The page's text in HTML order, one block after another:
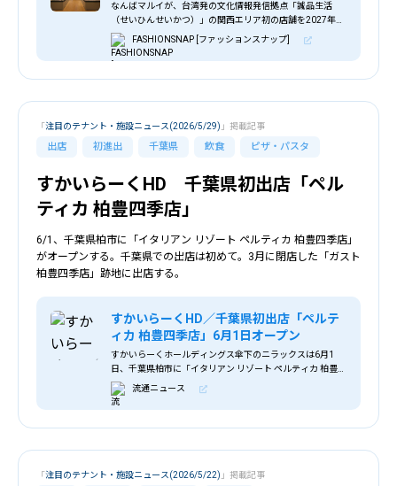
なんばマルイが、台湾発の文化情報発信拠点「誠品生活
（せいひんせいかつ）」の関西エリア初の店舗を2027年に
オープンする。
FASHIONSNAP [ファッションスナップ]
出店 初進出 千葉県 飲食 ピザ・パスタ
「注目のテナント・施設ニュース(2026/5/29) 」掲載記事
すかいらーくHD 千葉県初出店「ペル
ティカ 柏豊四季店」
6/1、千葉県柏市に「イタリアン リゾート ペルティカ 柏豊四季店」
がオープンする。千葉県での出店は初めて。3月に閉店した「ガスト
柏豊四季店」跡地に出店する。
すかいらーくHD／千葉県初出店「ペルテ
ィカ 柏豊四季店」6月1日オープン
すかいらーくホールディングス傘下のニラックスは6月1
日、千葉県柏市に「イタリアン リゾート ペルティカ 柏豊四
季店」をオープンする。 ＜千葉県1号店オープン＞ 千葉県
での出店は初めて。3月に閉店した「
流通ニュース
「注目のテナント・施設ニュース(2026/5/22) 」掲載記事